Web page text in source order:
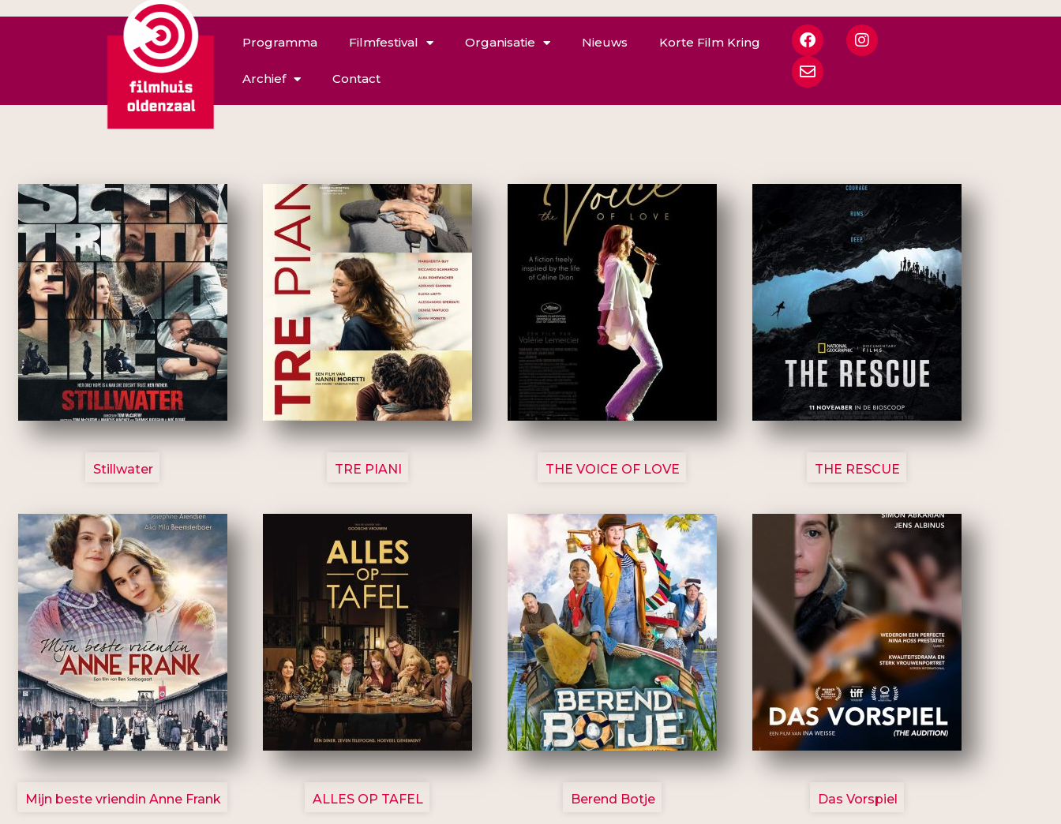
Programma Filmfestival Organisatie Nieuws Korte Film Kring
Archief Contact
3123
Stillwater
3129
TRE PIANI
3135
THE VOICE OF LOVE
3148
THE RESCUE
2757
Mijn beste vriendin Anne Frank
3154
ALLES OP TAFEL
2799
Berend Botje
2777
Das Vorspiel